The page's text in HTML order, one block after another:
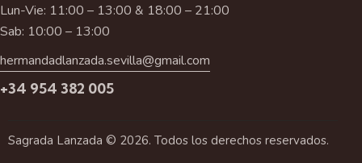
Lun-Vie: 11:00 – 13:00 & 18:00 – 21:00
Sab: 10:00 – 13:00
hermandadlanzada.sevilla@gmail.com
+34 954 382 005
Sagrada Lanzada © 2026. Todos los derechos reservados.